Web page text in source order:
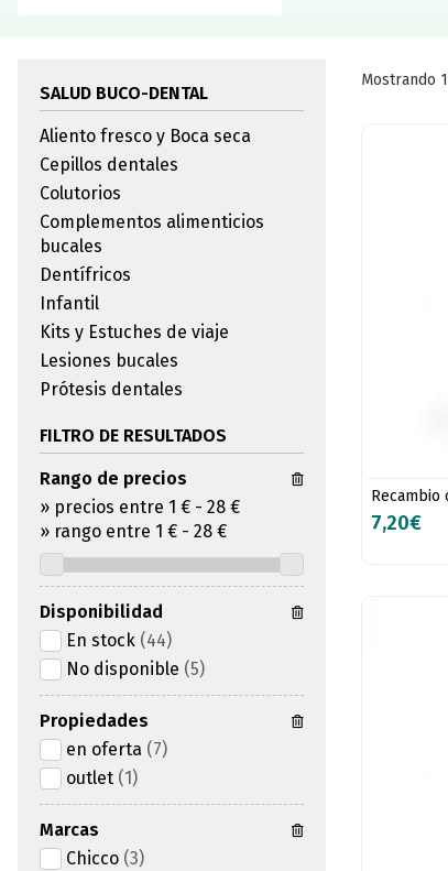
Mostrando
Recambio
7,20€
SALUD BUCO-DENTAL
Aliento fresco y Boca seca
Cepillos dentales
Colutorios
Complementos alimenticios
bucales
Dentífricos
Infantil
Kits y Estuches de viaje
Lesiones bucales
Prótesis dentales
FILTRO DE RESULTADOS
Rango de precios
» precios entre 1 € - 28 €
» rango entre 1 € - 28 €
Disponibilidad
En stock (44)
No disponible (5)
Propiedades
en oferta (7)
outlet (1)
Marcas
Chicco (3)